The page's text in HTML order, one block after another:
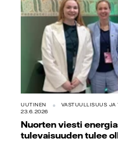
UUTINEN
VASTUULLISUUS JA
23.6.2026
Nuorten viesti
tulevaisuuden tulee